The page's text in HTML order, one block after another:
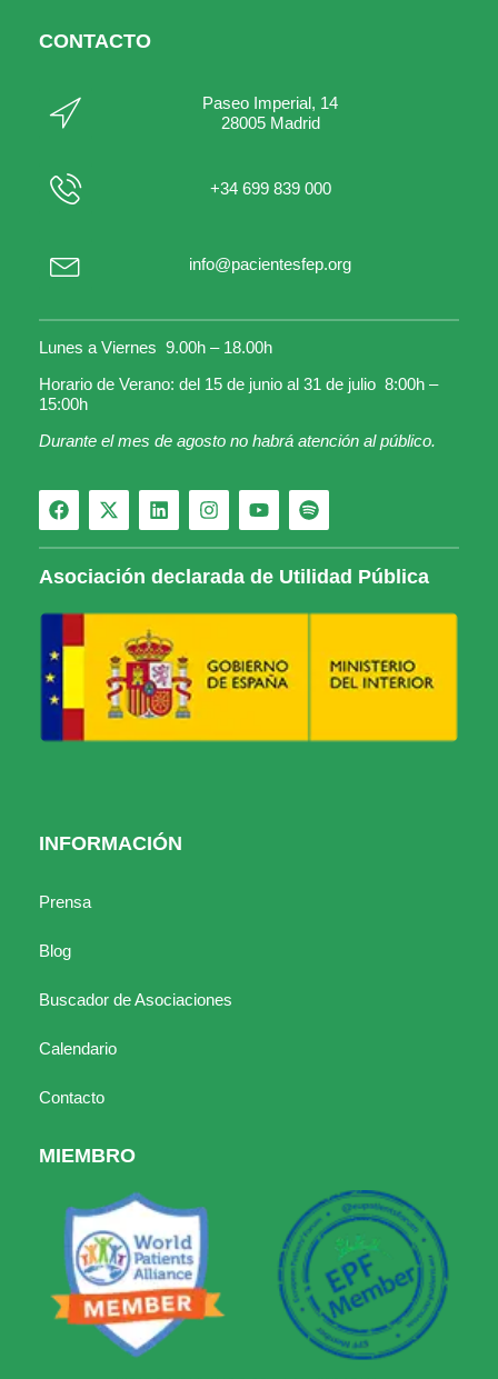
CONTACTO
Paseo Imperial, 14
28005 Madrid
+34 699 839 000
info@pacientesfep.org
Lunes a Viernes 9.00h – 18.00h
Horario de Verano: del 15 de junio al 31 de julio 8:00h –
15:00h
Durante el mes de agosto no habrá atención al público.
Asociación declarada de Utilidad Pública
INFORMACIÓN
Prensa
Blog
Buscador de Asociaciones
Calendario
Contacto
MIEMBRO